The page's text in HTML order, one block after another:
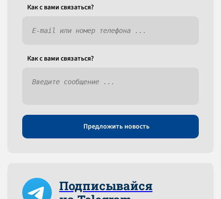
Как c вами связаться?
Как c вами связаться?
Предложить новость
Подписывайся